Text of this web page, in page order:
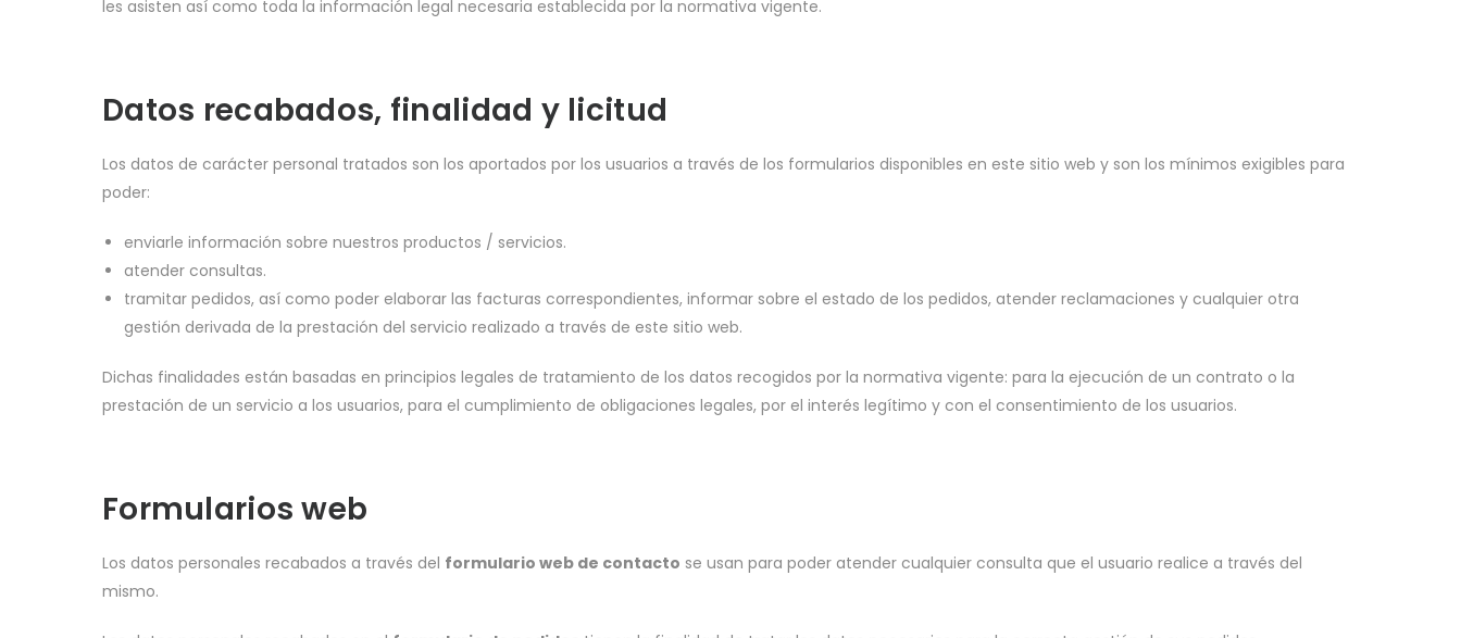
les asisten así como toda la información legal necesaria establecida por la normativa vigente.
Datos recabados, finalidad y licitud
Los datos de carácter personal tratados son los aportados por los usuarios a través de los formularios disponibles en este sitio web y son los mínimos exigibles para
poder:
enviarle información sobre nuestros productos / servicios.
atender consultas.
tramitar pedidos, así como poder elaborar las facturas correspondientes, informar sobre el estado de los pedidos, atender reclamaciones y cualquier otra
gestión derivada de la prestación del servicio realizado a través de este sitio web.
Dichas finalidades están basadas en principios legales de tratamiento de los datos recogidos por la normativa vigente: para la ejecución de un contrato o la
prestación de un servicio a los usuarios, para el cumplimiento de obligaciones legales, por el interés legítimo y con el consentimiento de los usuarios.
Formularios web
Los datos personales recabados a través del formulario web de contacto se usan para poder atender cualquier consulta que el usuario realice a través del
mismo.